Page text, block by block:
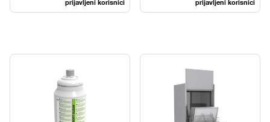
prijavljeni korisnici prijavljeni korisnici